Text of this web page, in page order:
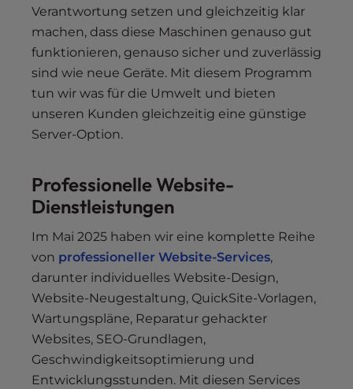
Verantwortung setzen und gleichzeitig klar
machen, dass diese Maschinen genauso gut
funktionieren, genauso sicher und zuverlässig
sind wie neue Geräte. Mit diesem Programm
tun wir was für die Umwelt und bieten
unseren Kunden gleichzeitig eine günstige
Server-Option.
Professionelle Website-
Dienstleistungen
Im Mai 2025 haben wir eine komplette Reihe
von professioneller Website-Services,
darunter individuelles Website-Design,
Website-Neugestaltung, QuickSite-Vorlagen,
Wartungspläne, Reparatur gehackter
Websites, SEO-Grundlagen,
Geschwindigkeitsoptimierung und
Entwicklungsstunden. Mit diesen Services